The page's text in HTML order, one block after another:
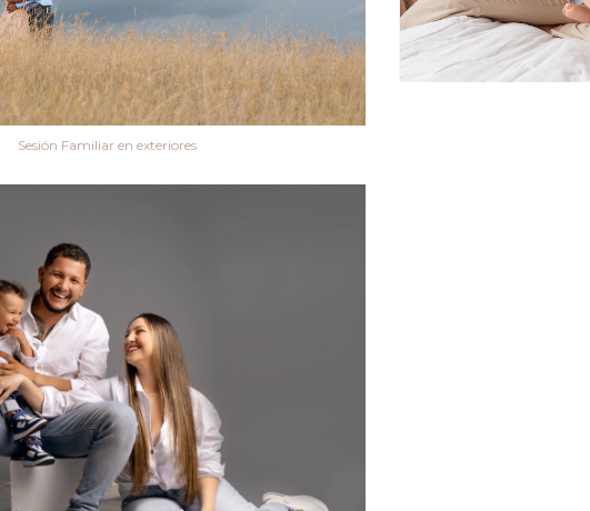
Sesión Familiar en exteriores